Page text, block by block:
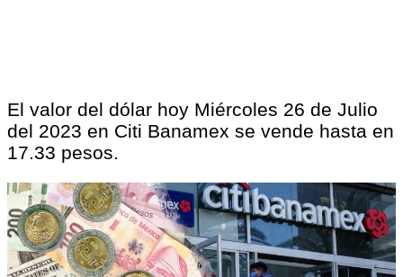
El valor del dólar hoy Miércoles 26 de Julio
del 2023 en Citi Banamex se vende hasta en
17.33 pesos.